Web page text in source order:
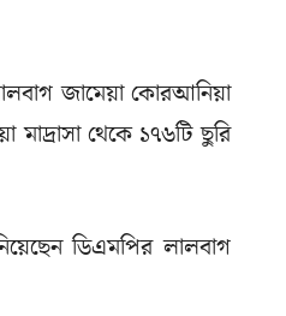
জা‌মেয়া কোরআনিয়া
মাদ্রাসা থে‌কে ১৭৬টি ছু‌রি
ডিএম‌পির লালবাগ